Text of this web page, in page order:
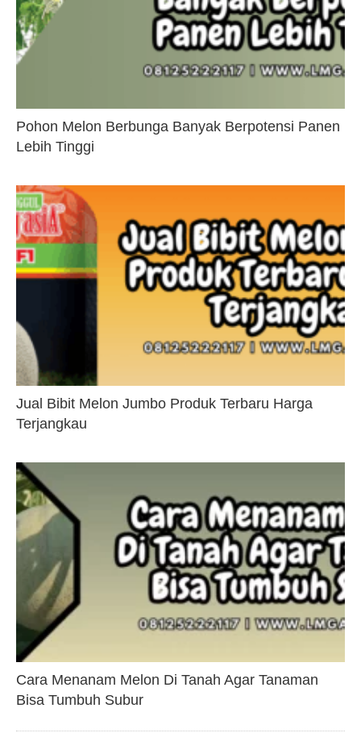
Pohon Melon Berbunga Banyak Berpotensi Panen
Lebih Tinggi
Jual Bibit Melon Jumbo Produk Terbaru Harga
Terjangkau
Cara Menanam Melon Di Tanah Agar Tanaman
Bisa Tumbuh Subur